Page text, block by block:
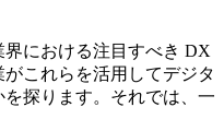
界における注目すべき DX
これらを活用してデジタ
探ります。それでは、一